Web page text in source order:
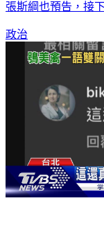
張斯綱也預告，接
政治